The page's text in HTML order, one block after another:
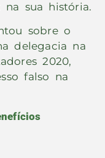
na sua história.
sobre o
delegacia na
2020,
falso na